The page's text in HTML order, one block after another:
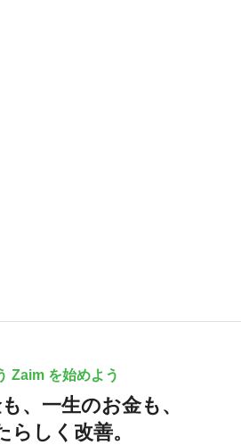
Zaim を始めよう
、 一生のお金も、
らしく改善。